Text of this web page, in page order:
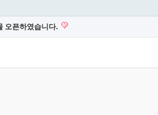
오픈하였습니다.